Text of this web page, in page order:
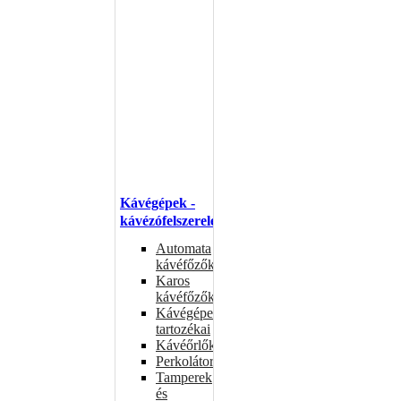
Kávégépek -
kávézófelszerelés
Automata
kávéfőzők
Karos
kávéfőzők
Kávégépek
tartozékai
Kávéőrlők
Perkolátorok
Tamperek
és